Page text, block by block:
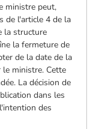
ministre peut,
de l'article 4 de la
la structure
la fermeture de
de la date de la
ministre. Cette
La décision de
dans les
des